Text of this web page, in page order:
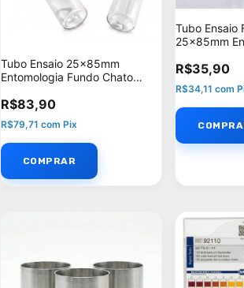
Tubo Ensaio 25x85mm
Entomologia Fundo Chato
R$83,90
R$79,71 com Pix
Tubo Ensaio
25x85mm
R$35,90
R$34,11com